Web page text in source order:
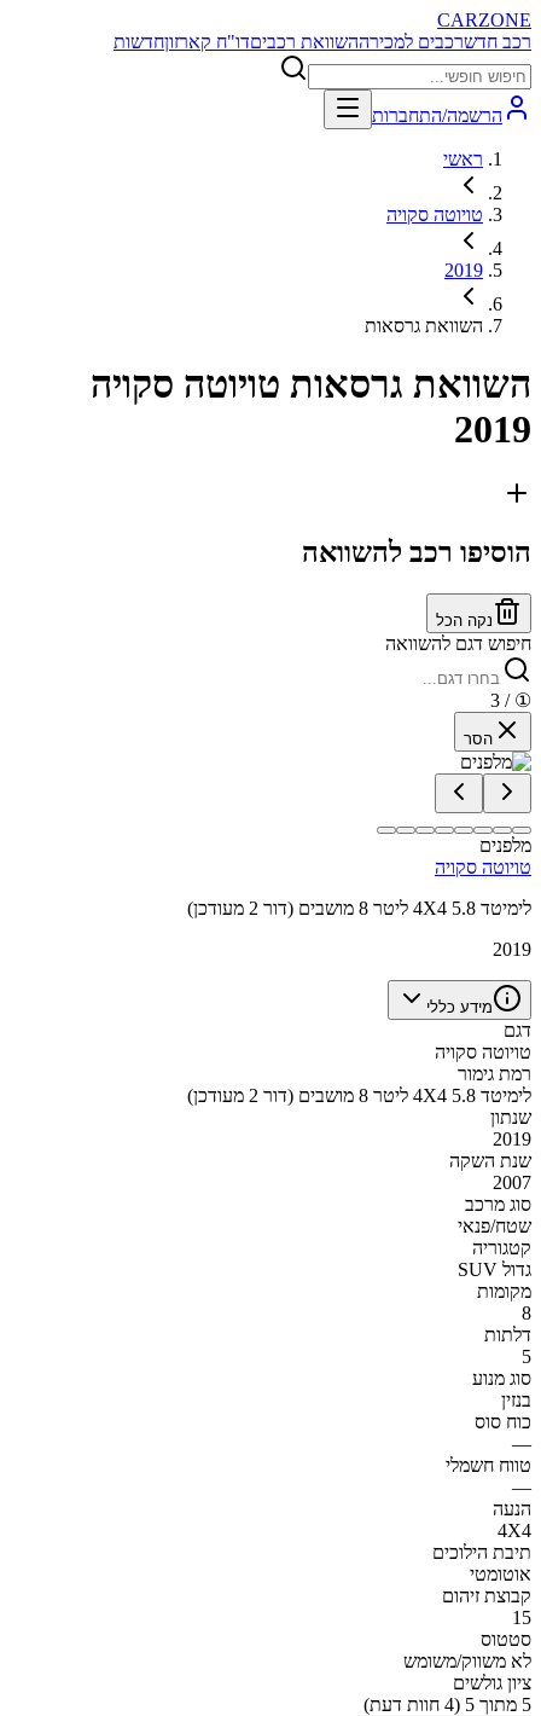
CARZONE
רכב חדשרכבים למכירההשוואת רכביםדו"ח קארזוןחדשות
הרשמה/התחברות
ראשי
טויוטה סקויה
2019
השוואת גרסאות
השוואת גרסאות טויוטה סקויה
2019
הוסיפו רכב להשוואה
נקה הכל
חיפוש דגם להשוואה
①
/ 3
הסר
מלפנים
טויוטה סקויה
לימיטד 4X4 5.8 ליטר 8 מושבים (דור 2 מעודכן)
2019
מידע כללי
דגם
טויוטה סקויה
רמת גימור
לימיטד 4X4 5.8 ליטר 8 מושבים (דור 2 מעודכן)
שנתון
2019
שנת השקה
2007
סוג מרכב
שטח/פנאי
קטגוריה
SUV גדול
מקומות
8
דלתות
5
סוג מנוע
בנזין
כוח סוס
—
טווח חשמלי
—
הנעה
4X4
תיבת הילוכים
אוטומטי
קבוצת זיהום
15
סטטוס
לא משווק/משומש
ציון גולשים
5 מתוך 5 (4 חוות דעת)